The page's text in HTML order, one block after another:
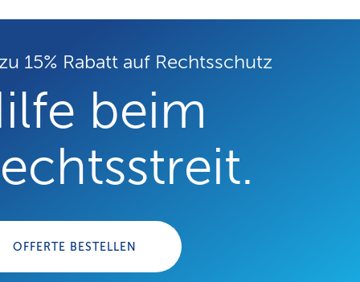
15% Rabatt auf Rechtsschutz
beim
OFFERTE BESTELLEN